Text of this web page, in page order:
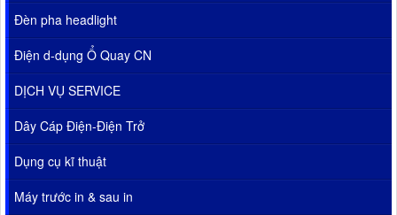
Đèn pha headlight
Điện d-dụng Ổ Quay CN
DỊCH VỤ SERVICE
Dây Cáp Điện-Điện Trở
Dụng cụ kĩ thuật
Máy trước in & sau in